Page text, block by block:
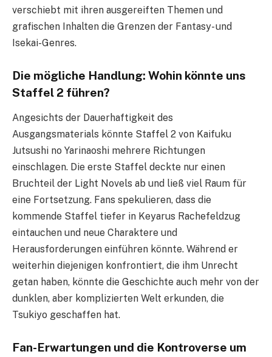
verschiebt mit ihren ausgereiften Themen und
grafischen Inhalten die Grenzen der Fantasy- und
Isekai-Genres.
Die mögliche Handlung: Wohin könnte uns
Staffel 2 führen?
Angesichts der Dauerhaftigkeit des
Ausgangsmaterials könnte Staffel 2 von Kaifuku
Jutsushi no Yarinaoshi mehrere Richtungen
einschlagen. Die erste Staffel deckte nur einen
Bruchteil der Light Novels ab und ließ viel Raum für
eine Fortsetzung. Fans spekulieren, dass die
kommende Staffel tiefer in Keyarus Rachefeldzug
eintauchen und neue Charaktere und
Herausforderungen einführen könnte. Während er
weiterhin diejenigen konfrontiert, die ihm Unrecht
getan haben, könnte die Geschichte auch mehr von der
dunklen, aber komplizierten Welt erkunden, die
Tsukiyo geschaffen hat.
Fan-Erwartungen und die Kontroverse um